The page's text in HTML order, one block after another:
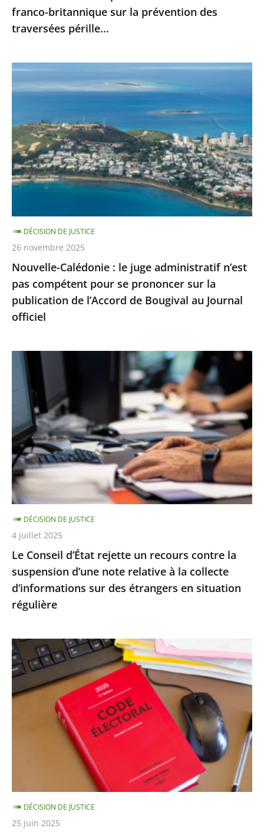
franco-
britannique
la
prévention
des
pérille...
franco-britannique sur la prévention des
traversées pérille...
Nouvelle-
Calédonie
juge
administratif
n’est
pas
pour
se
prononcer
sur
la
publication
de
de
Bougival
Journal
officiel
Nouvelle-Calédonie : le juge administratif n’est
pas compétent pour se prononcer sur la
publication de l’Accord de Bougival au Journal
officiel
DÉCISION DE JUSTICE
26 novembre 2025
Conseil
d’État
rejette
un
recours
contre
la
suspension
d’une
note
relative
à
la
collecte
d’informations
des
étrangers
en
situation
Le Conseil d’État rejette un recours contre la
suspension d’une note relative à la collecte
d’informations sur des étrangers en situation
régulière
DÉCISION DE JUSTICE
4 juillet 2025
Le
Conseil
d’État
confirme
Nicolas
Bay
et
DÉCISION DE JUSTICE
25 juin 2025